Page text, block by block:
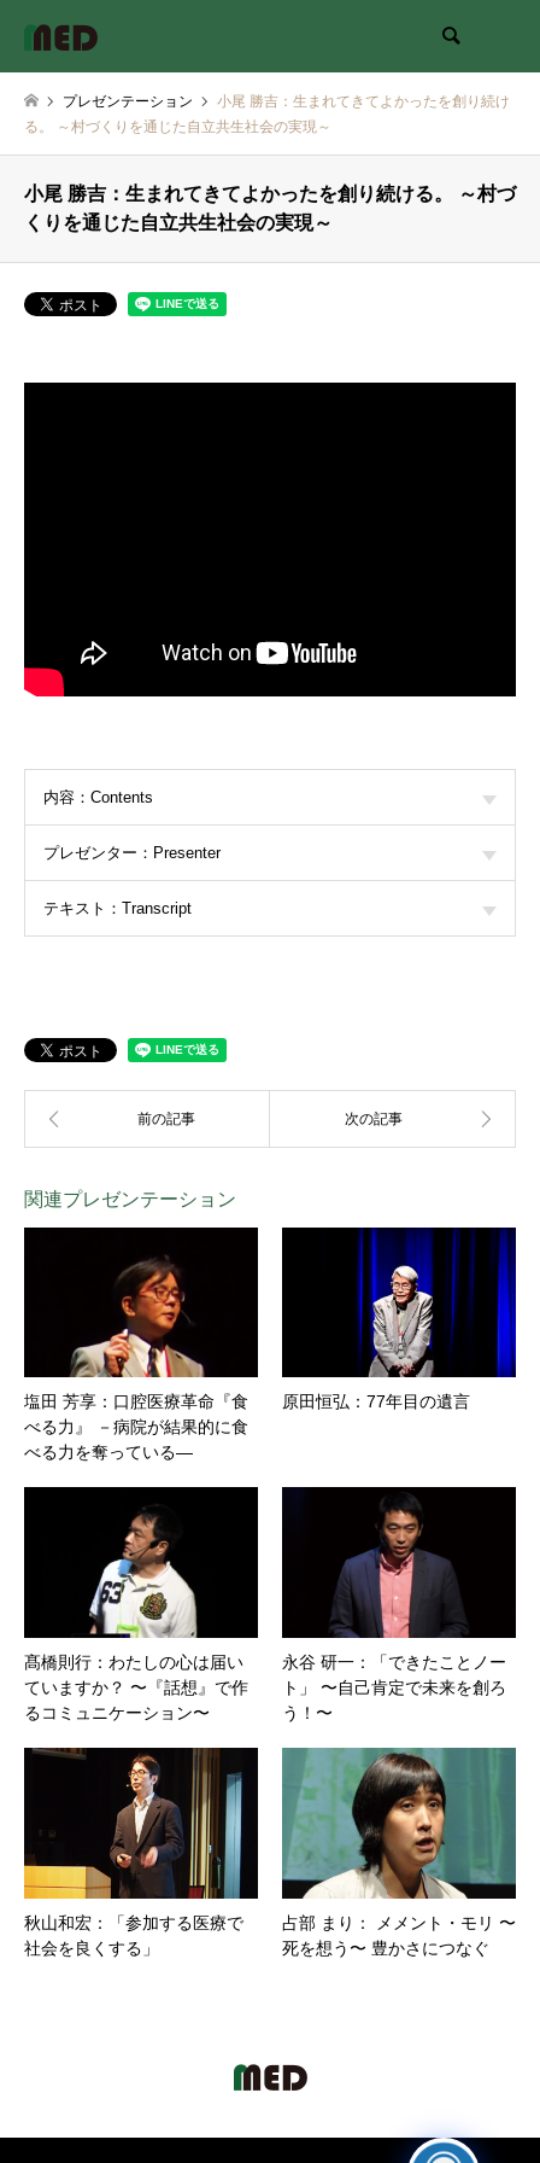
プレゼンテーション
小尾 勝吉：生まれてきてよかったを創り続け
る。 ～村づくりを通じた自立共生社会の実現～
小尾 勝吉：生まれてきてよかったを創り続ける。 ～村づ
くりを通じた自立共生社会の実現～
内容：Contents
プレゼンター：Presenter
テキスト：Transcript
関連プレゼンテーション
塩田 芳享：口腔医療革命『食
べる力』 －病院が結果的に食
べる力を奪っている―
原田恒弘：77年目の遺言
髙橋則行：わたしの心は届い
ていますか？ 〜『話想』で作
るコミュニケーション〜
永谷 研一：「できたことノー
ト」 〜自己肯定で未来を創ろ
う！〜
秋山和宏：「参加する医療で
社会を良くする」
占部 まり： メメント・モリ 〜
死を想う〜 豊かさにつなぐ